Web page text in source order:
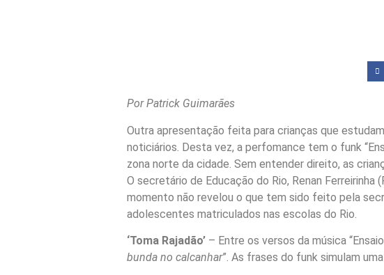
Por Patrick Guimarães
Outra apresentação feita para crianças que
noticiários. Desta vez, a perfomance tem o funk
zona norte da cidade. Sem entender direito, as
O secretário de Educação do Rio, Renan
momento não revelou o que tem sido feito pela
adolescentes matriculados nas escolas do Rio.
‘Toma Rajadão’ – Entre os versos da música
bunda no calcanhar”. As frases do funk simulam